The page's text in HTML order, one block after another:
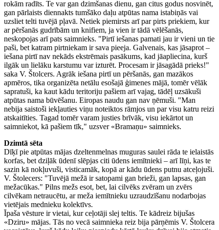
rokām radīts. Te var gan dzimšanas dienu, gan citus godus nosvinēt,
gan pārlaists diennakts tumšāko daļu atpūtas nama istabiņās vai
uzsliet telti tuvējā pļavā. Netiek piemirsts arī par pirts priekiem, kur
ar pēršanās gudrībām un knifiem, ja vien ir tādā vēlēšanās,
neskopojas arī pats saimnieks. "Pirtī iešanas pamati jau ir vieni un tie
paši, bet katram pirtniekam ir sava pieeja. Galvenais, kas jāsaprot –
iešana pirtī nav nekāds ekstrēmais pasākums, kad jāapliecina, kurš
ilgāk un lielāku karstumu var izturēt. Procesam ir jāsagādā prieks!"
saka V. Štolcers. Agrāk iešana pirtī un pēršanās, gan mazākos
apmēros, tika organizēta netālu esošajā ģimenes mājā, tomēr vēlāk
sapratuši, ka kaut kādu teritoriju pašiem arī vajag, tādēļ uzsākuši
atpūtas nama būvēšanu. Eiropas naudu gan nav ņēmuši. "Man
nebija saistoši iekļauties viņu noteiktos rāmjos un par visu katru reizi
atskaitīties. Tagad tomēr varam justies brīvāk, visu iekārtot un
saimniekot, kā pašiem tīk," uzsver «Bramaņu» saimnieks.
Dzimtā sēta
Dīķī pie atpūtas mājas dzeltenmelnas muguras saulei rāda te ielaistās
korfas, bet dziļāk ūdenī slēpjas citi ūdens iemītnieki – arī līņi, kas te
sazin kā nokļuvuši, visticamāk, kopā ar kādu ūdens putnu atceļojuši.
V. Štolecers: "Tuvējā mežā ir satopami gan brieži, gan lapsas, gan
mežacūkas." Pilns mežs esot, bet, lai cilvēks zvēram un zvērs
cilvēkam netraucētu, ar meža iemītnieku uzraudzīšanu nodarbojas
vietējais mednieku kolektīvs.
Īpaša vēsture ir vietai, kur ceļotāji slej teltis. Te kādreiz bijušas
«Dziru» mājas. Tās no vecā saimnieka reiz bija pārņēmis V. Štolcera